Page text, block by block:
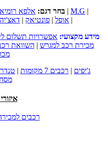
בחר דגם: אלפא | M.G |
אופל | פונטיאק | דאצ'יה
|
מידע מקצועי: אפשרויות תשלום
מכירת רכב למגרש | השוואת
ג'יפים | רכבים 7 מקומות |
רכבים